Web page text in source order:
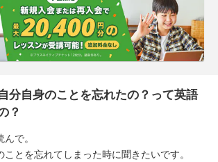
分自身のことを忘れたの？って英語
？
で。
とを忘れてしまった時に聞きたいです。